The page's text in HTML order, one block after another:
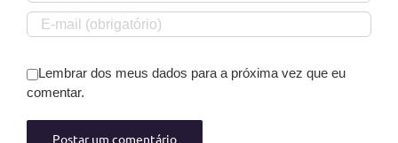
Lembrar dos meus dados para a próxima vez que eu
comentar.